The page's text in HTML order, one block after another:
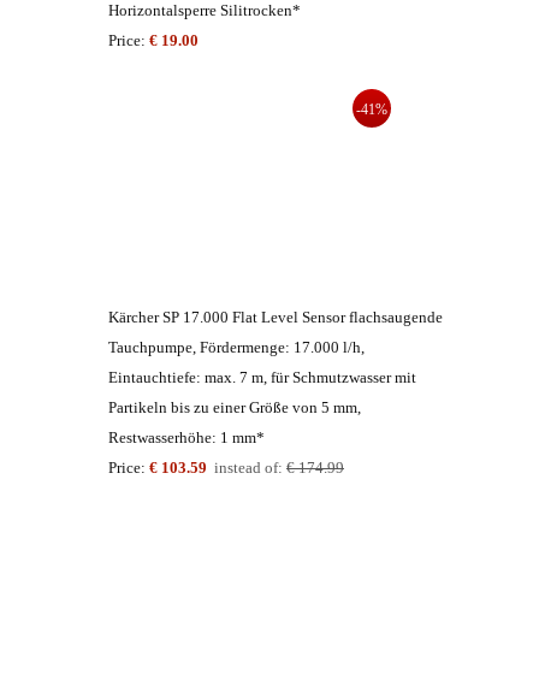
Horizontalsperre Silitrocken*
Price: € 19.00
-41%
Kärcher SP 17.000 Flat Level Sensor flachsaugende
Tauchpumpe, Fördermenge: 17.000 l/h,
Eintauchtiefe: max. 7 m, für Schmutzwasser mit
Partikeln bis zu einer Größe von 5 mm,
Restwasserhöhe: 1 mm*
Price: € 103.59 instead of: € 174.99